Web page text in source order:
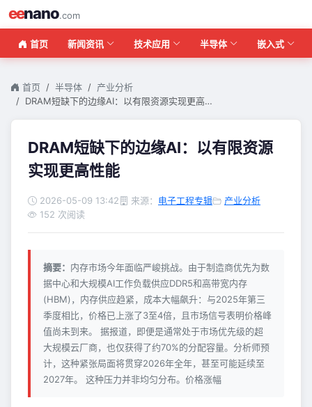
eenano.com
首页 新闻资讯 技术应用 半导体 嵌入式
首页 半导体
产业分析
DRAM短缺下的边缘AI：以有限资源实现更高…
DRAM短缺下的边缘AI：以有限资源
实现更高性能
2026-05-09 13:42 来源： 电子工程专辑
产业分析
152 次阅读
摘要： 内存市场今年面临严峻挑战。由于制造商优先为数
据中心和大规模AI工作负载供应DDR5和高带宽内存
(HBM)，内存供应趋紧，成本大幅飙升：与2025年第三
季度相比，价格已上涨了3至4倍，且市场信号表明价格峰
值尚未到来。 据报道，即便是通常处于市场优先级的超
大规模云厂商，也仅获得了约70%的分配容量。分析师预
计，这种紧张局面将贯穿2026年全年，甚至可能延续至
2027年。 这种压力并非均匀分布。价格涨幅